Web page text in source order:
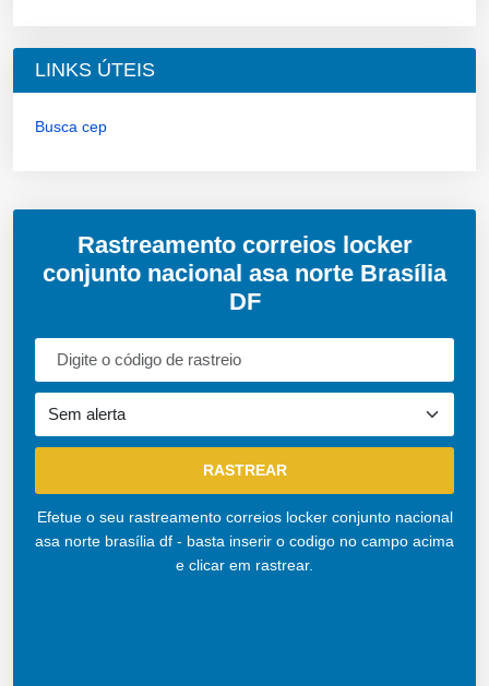
LINKS ÚTEIS
Busca cep
Rastreamento correios locker
conjunto nacional asa norte Brasília
DF
Efetue o seu rastreamento correios locker conjunto nacional
asa norte brasília df - basta inserir o codigo no campo acima
e clicar em rastrear.